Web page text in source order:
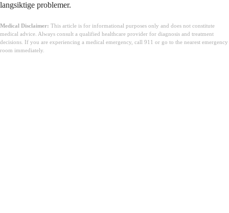
langsiktige problemer.
Medical Disclaimer: This article is for informational purposes only and does not constitute
medical advice. Always consult a qualified healthcare provider for diagnosis and treatment
decisions. If you are experiencing a medical emergency, call 911 or go to the nearest emergency
room immediately.